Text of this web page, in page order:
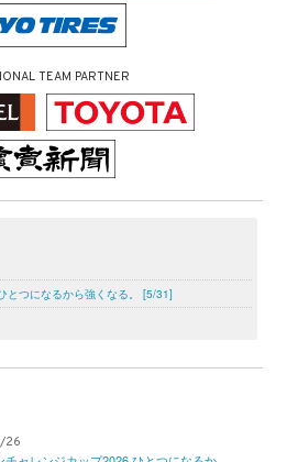
TEAM PARTNER
とつになるから強くなる。 [5/31]
26